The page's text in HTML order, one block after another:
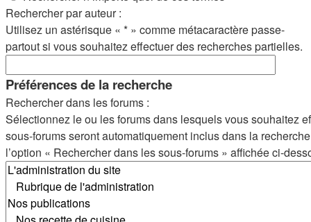
Rechercher par auteur :
Utilisez un astérisque « * » comme métacaractère passe-
partout si vous souhaitez effectuer des recherches partielles.
Préférences de la recherche
Rechercher dans les forums :
Sélectionnez le ou les forums dans lesquels vous souhaitez
sous-forums seront automatiquement inclus dans la
l’option « Rechercher dans les sous-forums » affichée ci-